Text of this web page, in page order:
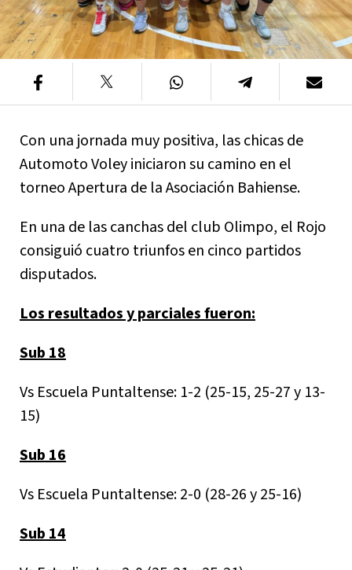
Con una jornada muy positiva, las chicas de
Automoto Voley iniciaron su camino en el
torneo Apertura de la Asociación Bahiense.
En una de las canchas del club Olimpo, el Rojo
consiguió cuatro triunfos en cinco partidos
disputados.
Los resultados y parciales fueron:
Sub 18
Vs Escuela Puntaltense: 1-2 (25-15, 25-27 y 13-
15)
Sub 16
Vs Escuela Puntaltense: 2-0 (28-26 y 25-16)
Sub 14